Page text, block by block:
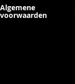
Algemene
voorwaarden